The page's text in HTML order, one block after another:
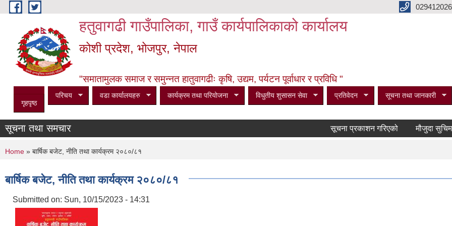
Skip to main content
हतुवागढी गाउँपालिका, गाउँ कार्यपालिकाको कार्यालय
कोशी प्रदेश, भोजपुर, नेपाल
"समातामुलक समाज र समुन्नत हातुवागढीः कृषि, उद्यम, पर्यटन पूर्वाधार र प्रविधि "
गृहपृष्ठ
परिचय वडा कार्यालयहरु कार्यक्रम तथा परियोजना विधुतीय शुसासन सेवा प्रतिवेदन सूचना तथा जानकारी
सूचना तथा समचार सूचना प्रकाशन गरिएको मौजुदा सुचिमा
You are here
Home » बार्षिक बजेट, नीति तथा कार्यक्रम २०८०/८१
बार्षिक बजेट, नीति तथा कार्यक्रम २०८०/८१
Submitted on: Sun, 10/15/2023 - 14:31